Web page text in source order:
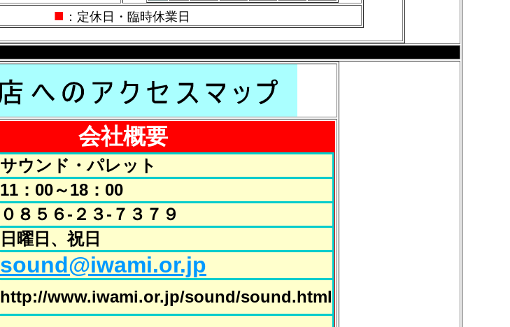
■ ：定休日・臨時休業日
会社概要
サウンド・パレット
11：00～18：00
０８５６-２３-７３７９
日曜日、祝日
sound@iwami.or.jp
http://www.iwami.or.jp/sound/sound.html